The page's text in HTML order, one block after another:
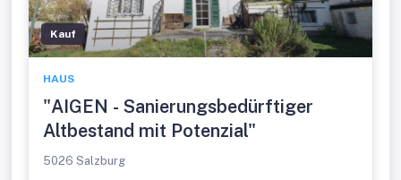
Kauf
HAUS
"AIGEN - Sanierungsbedürftiger
Altbestand mit Potenzial"
5026 Salzburg